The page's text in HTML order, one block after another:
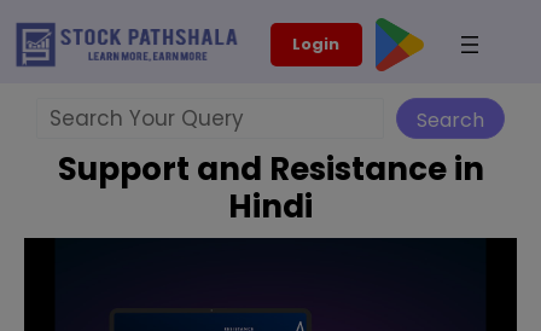
Skip
Login
Search
Support and Resistance in
Hindi
modal-check